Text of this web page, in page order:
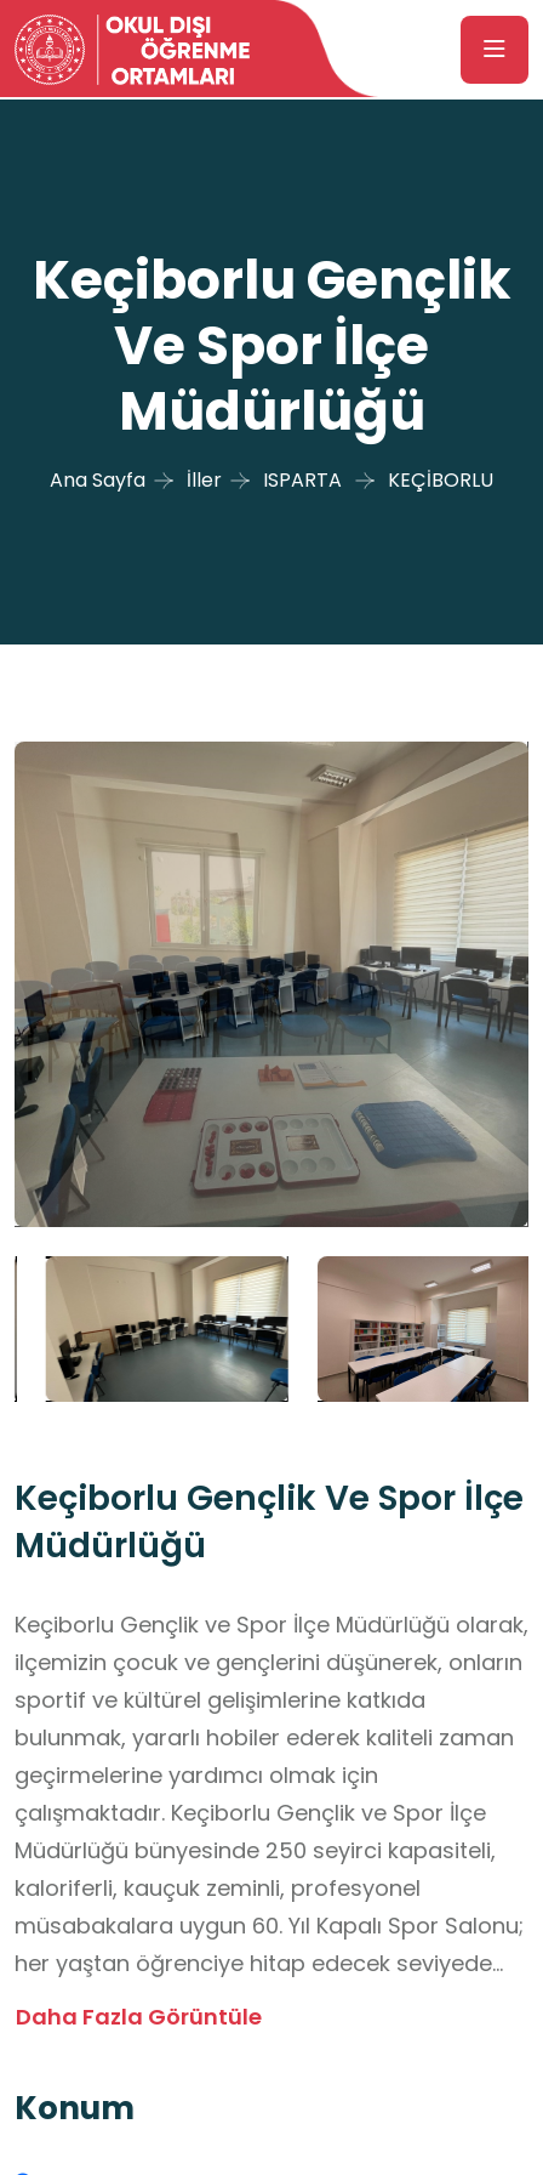
Keçiborlu Gençlik
Ve Spor İlçe
Müdürlüğü
Ana Sayfa İller ISPARTA KEÇİBORLU
Keçiborlu Gençlik Ve Spor İlçe
Müdürlüğü
Keçiborlu Gençlik ve Spor İlçe Müdürlüğü olarak,
ilçemizin çocuk ve gençlerini düşünerek, onların
sportif ve kültürel gelişimlerine katkıda
bulunmak, yararlı hobiler ederek kaliteli zaman
geçirmelerine yardımcı olmak için
çalışmaktadır. Keçiborlu Gençlik ve Spor İlçe
Müdürlüğü bünyesinde 250 seyirci kapasiteli,
kaloriferli, kauçuk zeminli, profesyonel
müsabakalara uygun 60. Yıl Kapalı Spor Salonu;
her yaştan öğrenciye hitap edecek seviyede
kitaplar bulunan bir kütüphane; çocuk ve
bilgisayardan oluşan bir Bilgisayar Atölyesi; 5
Daha Fazla Görüntüle
Konum